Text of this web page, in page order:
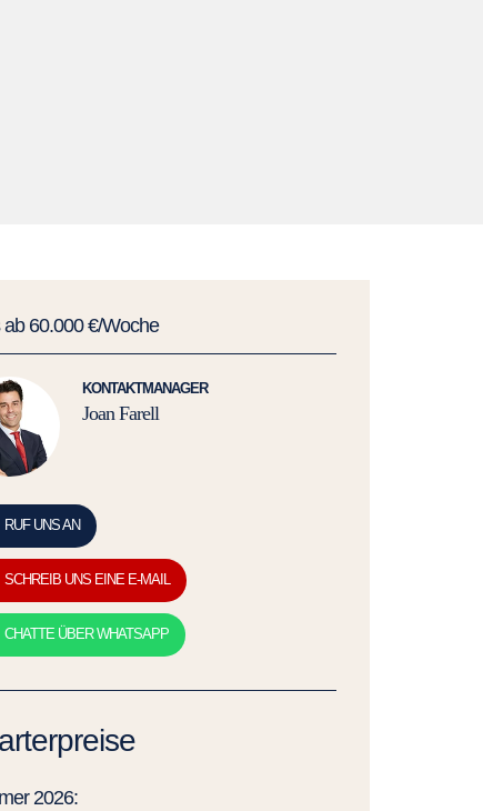
ab 60.000 €/Woche
KONTAKTMANAGER
Joan Farell
RUF UNS AN
SCHREIB UNS EINE E-MAIL
CHATTE ÜBER WHATSAPP
2026: